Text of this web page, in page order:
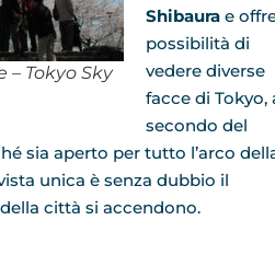
Tokyo Sky
Shibaura e
possibilità di
vedere diverse
facce di Tokyo,
secondo del
sia aperto per tutto l’arco
unica è senza dubbio il
città si accendono.